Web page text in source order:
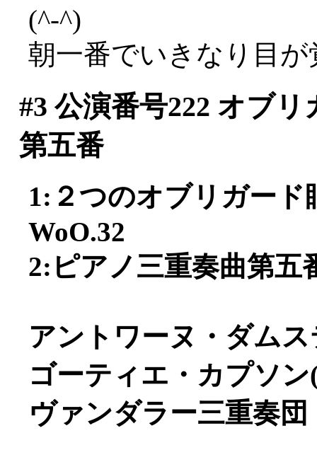
(^-^)
朝一番でいきなり目
#3 公演番号222 オブ
第五番
1:２つのオブリガード
WoO.32
2:ピアノ三重奏曲第五
アントワーヌ・ダム
ゴーティエ・カプソン
ヴァンダラー三重奏団